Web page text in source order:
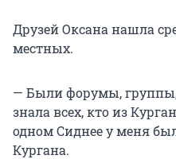
Друзей Оксана нашла
местных.
— Были форумы, группы,
знала всех, кто из
одном Сиднее у меня
Кургана.